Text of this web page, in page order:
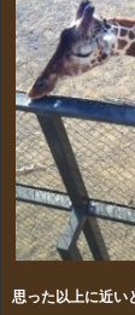
思った以上に近い